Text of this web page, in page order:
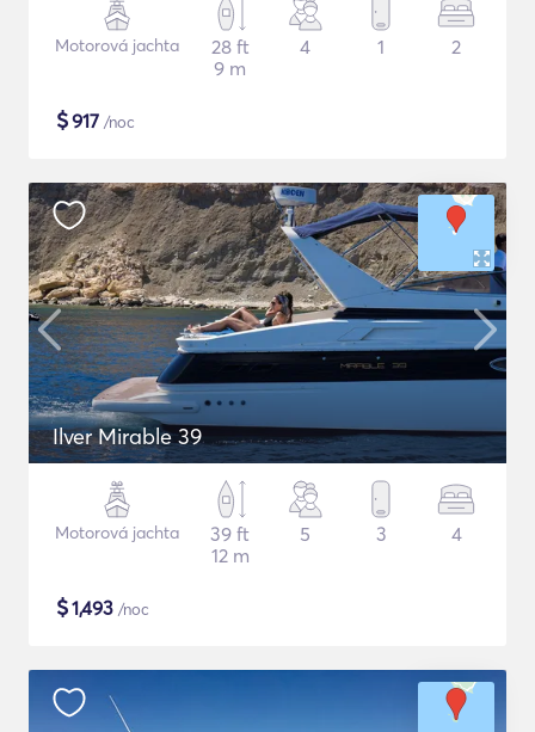
Motorová jachta
28 ft
9 m
4 1 2
$917 /noc
Ilver Mirable 39
Motorová jachta
39 ft
12 m
5 3 4
$1,493 /noc